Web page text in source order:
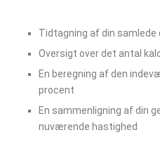
Tidtagning af din samlede
Oversigt over det antal
En beregning af den
procent
En sammenligning af din
nuværende hastighed